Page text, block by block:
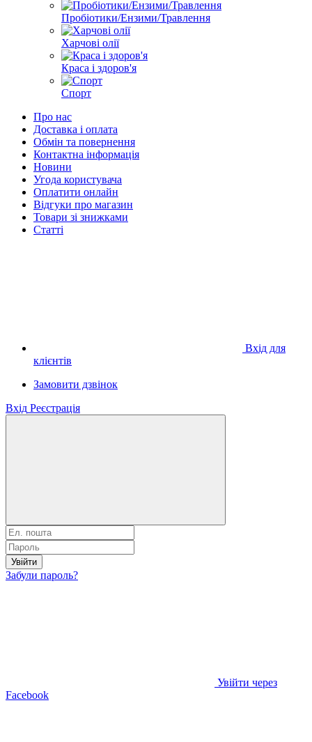
Пробіотики/Ензими/Травлення
Харчові олії
Краса і здоров'я
Спорт
Про нас
Доставка і оплата
Обмін та повернення
Контактна інформація
Новини
Угода користувача
Оплатити онлайн
Відгуки про магазин
Товари зі знижками
Статті
Вхід для
клієнтів
Замовити дзвінок
Вхід Реєстрація
Увійти
Забули пароль?
Увійти через
Facebook